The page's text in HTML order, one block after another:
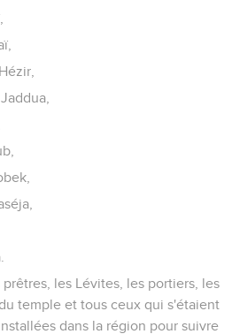
les Lévites, les portiers, les
temple et tous ceux qui s'étaient
dans la région pour suivre